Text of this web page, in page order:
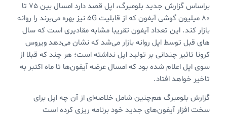
براساس گزارش جدید بلومبرگ، اپل قصد دارد امسال بین 75 تا
80 میلیون گوشی آیفون که از قابلیت 5G نیز بهره می‌برند را روانه
بازار کند. این تعداد آیفون تقریبا مشابه مقادیری است که سال
های قبل توسط اپل روانه بازار می‌شد که نشان می‌دهد ویروس
کرونا تاثیر چندانی بر تولید اپل نداشته است؛ هر چند که قبلا از
سوی اپل اعلام شده بود که امسال عرضه آیفون‌ها تا ماه اکتبر به
تاخیر خواهد افتاد.
گزارش بلومبرگ هم‌چنین شامل خلاصه‌ای از آن چه اپل برای
سخت افزار آیفون‌های جدید خود برنامه ریزی کرده است